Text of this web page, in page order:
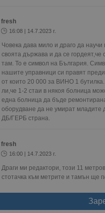
fresh
16:08 | 14.7.2023 г.
Човека дава мило и драго да
своята държава и да се
там. То е символ на България.
нашите управници си правят
от които 20 000 за ВИНО 1
ли,че 1-2 стаи в някоя болница
една болница да бъде
оборудване да не умират
ДБ/ГЕРБ страна.
fresh
16:00 | 14.7.2023 г.
Драги ми редактори, този 11
стотачка към метрите и тамън ще
__gfp_s_64b
FCCDCF
_sharedID_cst
Gdyn
Име
YSC
VISITOR_INFO1_LIVE
Домейн
_sharedID
mid
Meta
Inc.
Име
__Secure-
cfzs_google-
__Secure-YNID
g_state
cfz_google-analytics_v4